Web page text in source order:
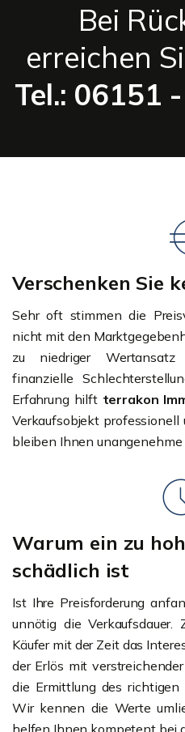
Bei
erreichen
Tel.: 06151
Verschenken Sie
Sehr oft stimmen die
nicht mit den
zu niedriger
finanzielle
Erfahrung hilft terrakon
Verkaufsobjekt
bleiben Ihnen unangenehme
Warum ein zu
schädlich ist
Ist Ihre Preisforderung
unnötig die Verkaufsdauer.
Käufer mit der Zeit das
der Erlös mit
die Ermittlung des richtigen
Wir kennen die Werte
helfen Ihnen kompetent bei